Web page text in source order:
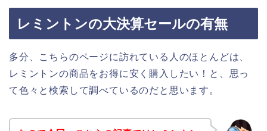
レミントンの大決算セールの有無
多分、こちらのページに訪れている人のほとんどは、
レミントンの商品をお得に安く購入したい！と、思っ
て色々と検索して調べているのだと思います。